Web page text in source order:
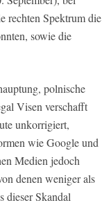
rechten Spektrum die
sowie die
polnische
Visen verschafft
unkorrigiert,
wie Google und
Medien jedoch
denen weniger als
dieser Skandal